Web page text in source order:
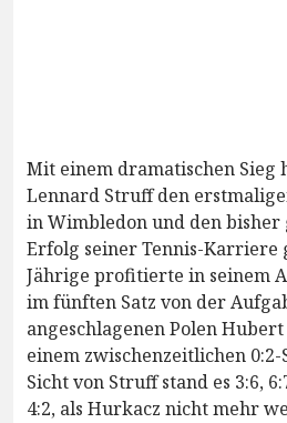
Mit einem dramatischen Sieg
Lennard Struff den
in Wimbledon und den bisher
Erfolg seiner Tennis-Karriere
Jährige profitierte in seinem
im fünften Satz von der
angeschlagenen Polen
einem zwischenzeitlichen
Sicht von Struff stand es 3:6,
4:2, als Hurkacz nicht mehr